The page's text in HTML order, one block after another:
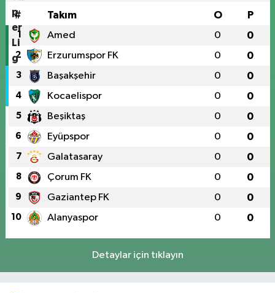
# Takım O P
1 Amed 0 0
2 Erzurumspor FK 0 0
3 Başakşehir 0 0
4 Kocaelispor 0 0
5 Beşiktaş 0 0
6 Eyüpspor 0 0
7 Galatasaray 0 0
8 Çorum FK 0 0
9 Gaziantep FK 0 0
10 Alanyaspor 0 0
Detaylar için tıklayın